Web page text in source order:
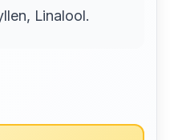
Linalool.